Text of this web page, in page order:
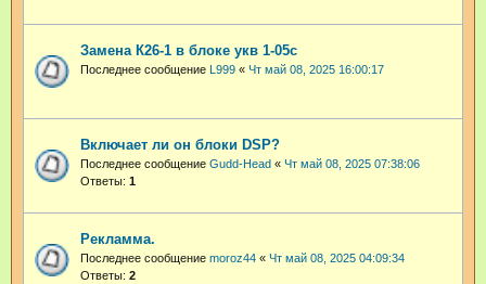
Замена К26-1 в блоке укв 1-05с
Последнее сообщение L999 « Чт май 08, 2025 16:00:17
Включает ли он блоки DSP?
Последнее сообщение Gudd-Head « Чт май 08, 2025 07:38:06
Ответы: 1
Рекламма.
Последнее сообщение moroz44 « Чт май 08, 2025 04:09:34
Ответы: 2